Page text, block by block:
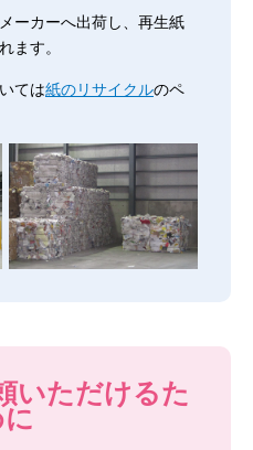
ーカーへ出荷し、再生紙
ます。
ては紙のリサイクルのペ
いただけるた